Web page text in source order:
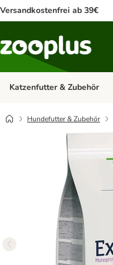
Versandkostenfrei ab 39€
Katzenfutter & Zubehör
Hundefutter & Zubehör